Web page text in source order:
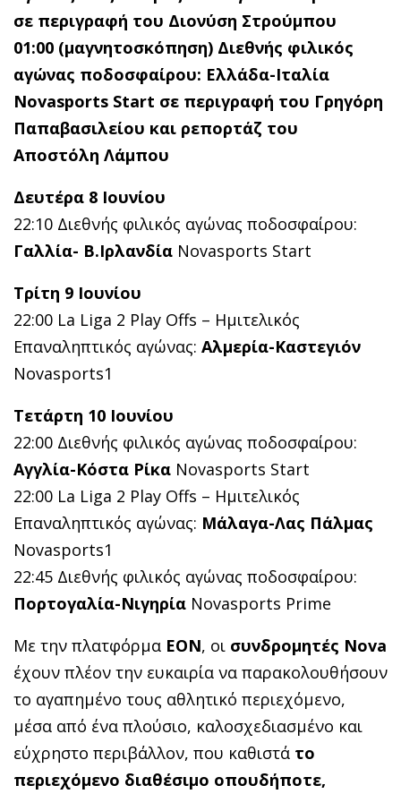
σε περιγραφή του Διονύση Στρούμπου
01:00 (μαγνητοσκόπηση) Διεθνής φιλικός
αγώνας ποδοσφαίρου: Ελλάδα-Ιταλία
Novasports Start σε περιγραφή του Γρηγόρη
Παπαβασιλείου και ρεπορτάζ του
Αποστόλη Λάμπου
Δευτέρα 8 Ιουνίου
22:10 Διεθνής φιλικός αγώνας ποδοσφαίρου:
Γαλλία- Β.Ιρλανδία Novasports Start
Τρίτη 9 Ιουνίου
22:00 La Liga 2 Play Offs – Ημιτελικός
Επαναληπτικός αγώνας: Αλμερία-Καστεγιόν
Novasports1
Τετάρτη 10 Ιουνίου
22:00 Διεθνής φιλικός αγώνας ποδοσφαίρου:
Αγγλία-Κόστα Ρίκα Novasports Start
22:00 La Liga 2 Play Offs – Ημιτελικός
Επαναληπτικός αγώνας: Μάλαγα-Λας Πάλμας
Novasports1
22:45 Διεθνής φιλικός αγώνας ποδοσφαίρου:
Πορτογαλία-Νιγηρία Novasports Prime
Με την πλατφόρμα EON, οι συνδρομητές Nova
έχουν πλέον την ευκαιρία να παρακολουθήσουν
το αγαπημένο τους αθλητικό περιεχόμενο,
μέσα από ένα πλούσιο, καλοσχεδιασμένο και
εύχρηστο περιβάλλον, που καθιστά το
περιεχόμενο διαθέσιμο οπουδήποτε,